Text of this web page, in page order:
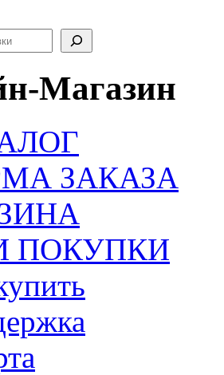
Магазин
ЗАКАЗА
ПОКУПКИ